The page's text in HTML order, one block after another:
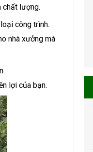
chất lượng.
công trình.
nhà xưởng mà
lợi của bạn.